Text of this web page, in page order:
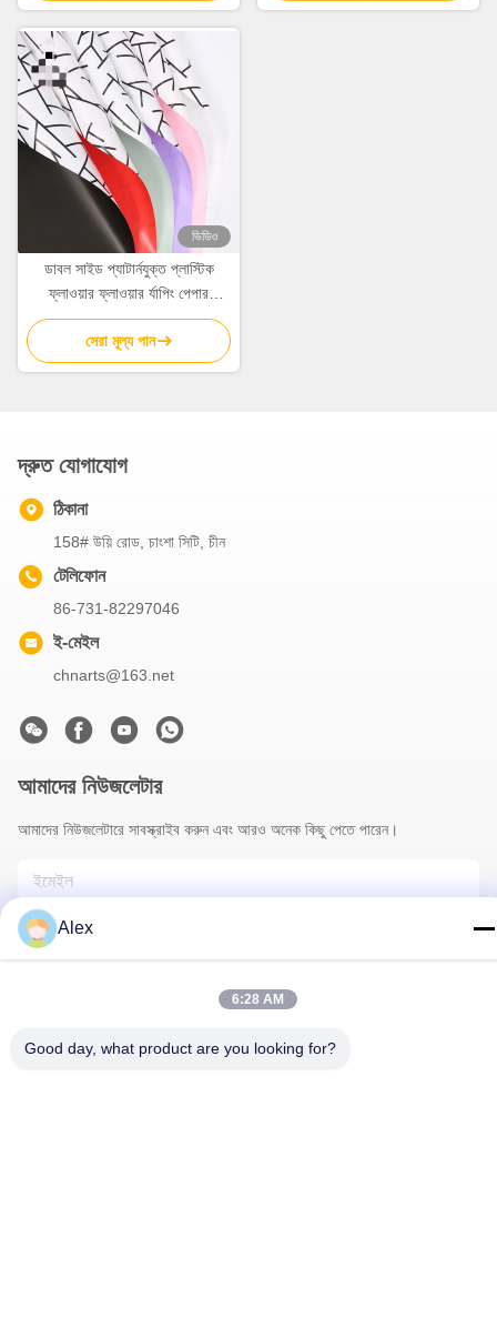
ভিডিও
ডাবল সাইড প্যাটার্নযুক্ত প্লাস্টিক
ফ্লাওয়ার ফ্লাওয়ার র্যাপিং পেপার
58cm*58cm
সেরা মূল্য পান
দ্রুত যোগাযোগ
ঠিকানা
158# উয়ি রোড, চাংশা সিটি, চীন
টেলিফোন
86-731-82297046
ই-মেইল
chnarts@163.net
আমাদের নিউজলেটার
আমাদের নিউজলেটারে সাবস্ক্রাইব করুন এবং আরও অনেক কিছু পেতে পারেন।
Alex
6:28 AM
Good day, what product are you looking for?